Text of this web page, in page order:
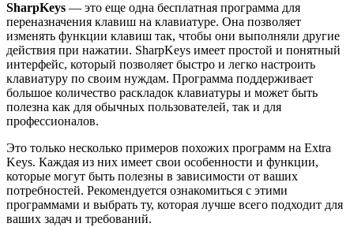
SharpKeys — это еще одна бесплатная программа для
переназначения клавиш на клавиатуре. Она позволяет
изменять функции клавиш так, чтобы они выполняли другие
действия при нажатии. SharpKeys имеет простой и понятный
интерфейс, который позволяет быстро и легко настроить
клавиатуру по своим нуждам. Программа поддерживает
большое количество раскладок клавиатуры и может быть
полезна как для обычных пользователей, так и для
профессионалов.
Это только несколько примеров похожих программ на Extra
Keys. Каждая из них имеет свои особенности и функции,
которые могут быть полезны в зависимости от ваших
потребностей. Рекомендуется ознакомиться с этими
программами и выбрать ту, которая лучше всего подходит для
ваших задач и требований.